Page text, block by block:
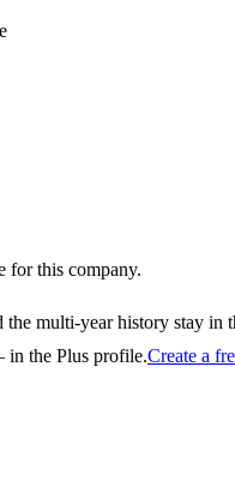
for this company.
the multi-year history stay in
the Plus profile.Create a